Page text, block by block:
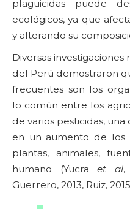
plaguicidas puede
ecológicos, ya que
y alterando su
Diversas investigaciones
del Perú demostraron
frecuentes son los
lo común entre los
de varios pesticidas,
en un aumento de los
plantas, animales,
humano (Yucraet al,
Guerrero, 2013, Ruiz,